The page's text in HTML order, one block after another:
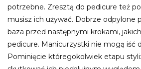
potrzebne. Zresztą do pedicure też
musisz ich używać. Dobrze odpylone
baza przed następnymi krokami,
pedicure. Manicurzystki nie mogą iść
Pominięcie któregokolwiek etapu